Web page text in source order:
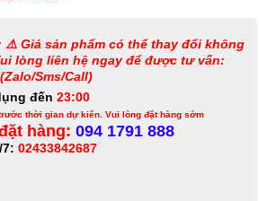
⚠️ Giá sản phẩm có thể thay đổi không
lòng liên hệ ngay để được tư vấn:
Sms/Call)
đến 23:00
thời gian dự kiến. Vui lòng đặt hàng sớm
hàng: 094 1791 888
02433842687